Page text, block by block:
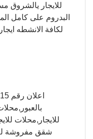
لكافة الانشطه ايجار 150 الف ج تشطيب سوبر لوكس
للايجار,محلات
شقق مفروشة